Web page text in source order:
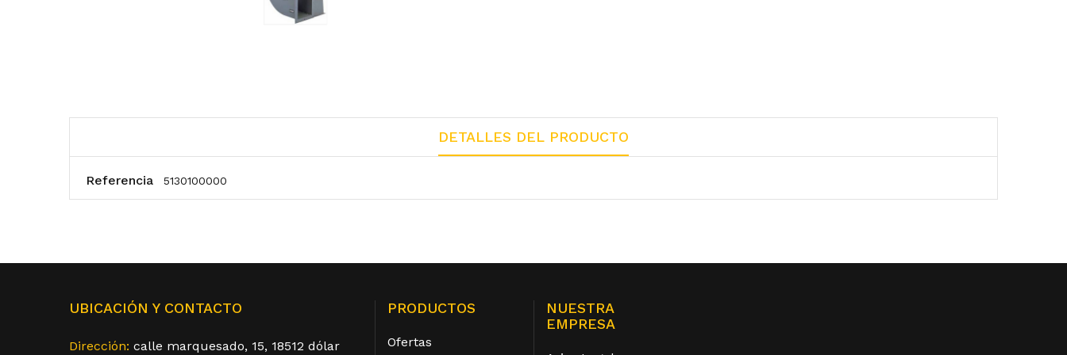
DETALLES DEL PRODUCTO
Referencia 5130100000
UBICACIÓN Y CONTACTO
Dirección: calle marquesado, 15, 18512 dólar
PRODUCTOS
Ofertas
NUESTRA
EMPRESA